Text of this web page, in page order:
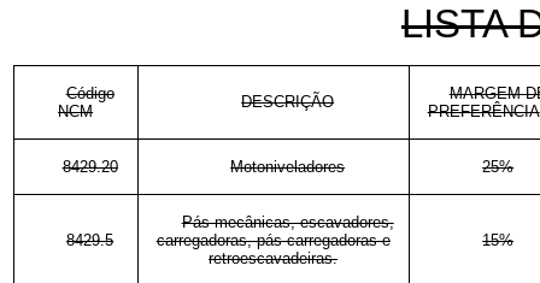
LISTA
Código
NCM
DESCRIÇÃO
MARGEM
PREFERÊNCIA
8429.20 Motoniveladores 25%
8429.5
Pás mecânicas, escavadores,
carregadoras, pás carregadoras e
retroescavadeiras.
15%